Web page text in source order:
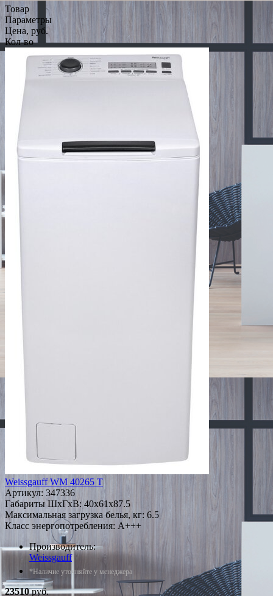
Товар
Параметры
Цена, руб.
Кол-во
Weissgauff WM 40265 T
Артикул: 347336
Габариты ШxГxВ: 40x61x87.5
Максимальная загрузка белья, кг: 6.5
Класс энергопотребления: A+++
Производитель:
Weissgauff
*Наличие уточняйте у менеджера
23510руб.